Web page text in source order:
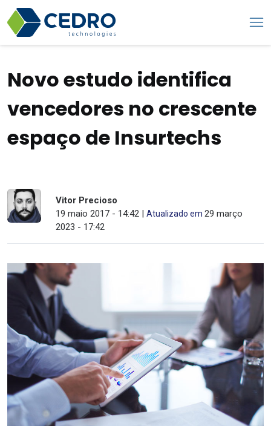
Novo estudo identifica
vencedores no crescente
espaço de Insurtechs
Vitor Precioso
19 maio 2017 - 14:42 | Atualizado em 29 março
2023 - 17:42